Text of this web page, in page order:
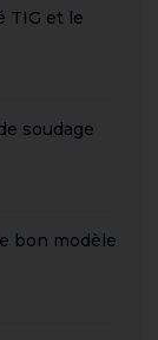
TIG et le
soudage
bon modèle